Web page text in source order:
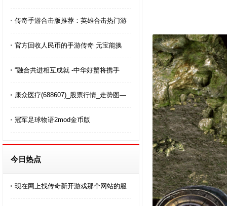
传奇手游合击版推荐：英雄合击热门游
官方回收人民币的手游传奇 元宝能换
“融合共进相互成就 -中华好蟹将携手
康众医疗(688607)_股票行情_走势图—
冠军足球物语2mod金币版
今日热点
现在网上找传奇新开游戏那个网站的服